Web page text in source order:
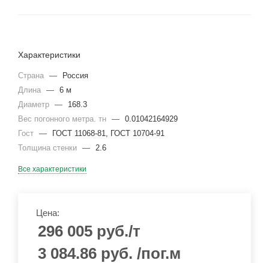
Характеристики
Страна —
Россия
Длина — 6 м
Диаметр —
168.3
Вес погонного метра. тн — 0.01042164929
Гост —
ГОСТ 11068-81, ГОСТ 10704-91
Толщина стенки — 2.6
Все характеристики
Цена:
296 005 руб./т
3 084.86 руб. /пог.м